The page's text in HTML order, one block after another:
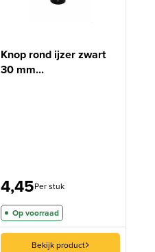
Knop rond ijzer zwart
30 mm...
4,45Per stuk
Op voorraad
Bekijk product